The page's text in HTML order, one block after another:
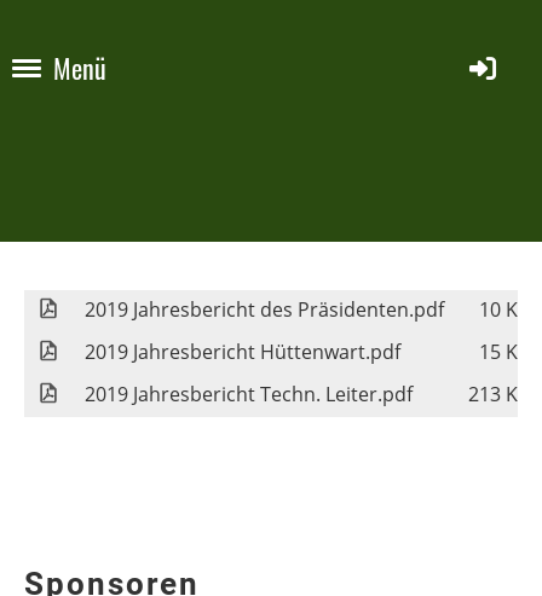
Menü
2019 Jahresbericht des Präsidenten.pdf
10 KB
2019 Jahresbericht Hüttenwart.pdf
15 KB
2019 Jahresbericht Techn. Leiter.pdf
213 KB
Sponsoren